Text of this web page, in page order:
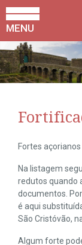
MENU
Fortes
Na listagem
redutos quando
documentos.
é aqui
São Cristóvão,
Algum forte